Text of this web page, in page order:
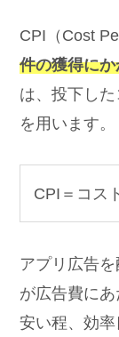
CPI（Cost
件の獲得に
は、投下し
を用います。
CPI＝コス
アプリ広告
が広告費に
安い程、効